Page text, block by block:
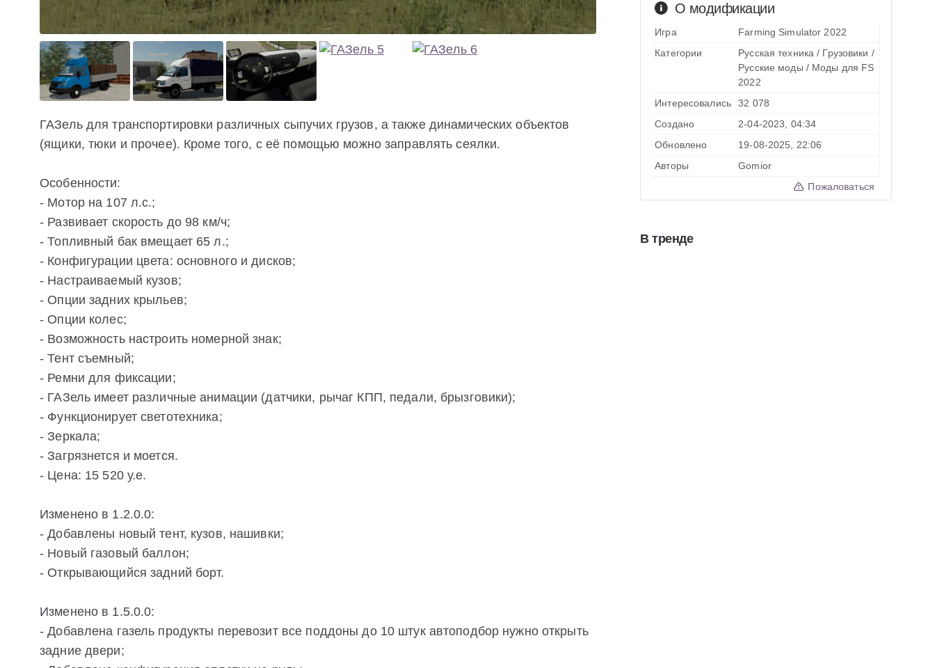
ГАЗель для транспортировки различных сыпучих грузов, а также динамических объектов
(ящики, тюки и прочее). Кроме того, с её помощью можно заправлять сеялки.
Особенности:
- Мотор на 107 л.с.;
- Развивает скорость до 98 км/ч;
- Топливный бак вмещает 65 л.;
- Конфигурации цвета: основного и дисков;
- Настраиваемый кузов;
- Опции задних крыльев;
- Опции колес;
- Возможность настроить номерной знак;
- Тент съемный;
- Ремни для фиксации;
- ГАЗель имеет различные анимации (датчики, рычаг КПП, педали, брызговики);
- Функционирует светотехника;
- Зеркала;
- Загрязнется и моется.
- Цена: 15 520 у.е.
Изменено в 1.2.0.0:
- Добавлены новый тент, кузов, нашивки;
- Новый газовый баллон;
- Открывающийся задний борт.
Изменено в 1.5.0.0:
- Добавлена газель продукты перевозит все поддоны до 10 штук автоподбор нужно открыть
задние двери;
О модификации
Игра
Farming Simulator 2022
Категории
Русская техника / Грузовики /
Русские моды / Моды для FS
2022
Интересовались
32 078
Создано
2-04-2023, 04:34
Обновлено
19-08-2025, 22:06
Авторы
Gomior
Пожаловаться
В тренде